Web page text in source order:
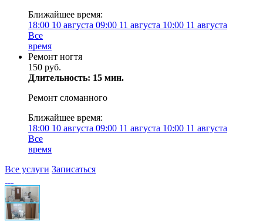
Ближайшее время:
18:00 10 августа 09:00 11 августа 10:00 11 августа
Все
время
Ремонт ногтя
150 руб.
Длительность: 15 мин.
Ремонт сломанного
Ближайшее время:
18:00 10 августа 09:00 11 августа 10:00 11 августа
Все
время
Все услуги Записаться